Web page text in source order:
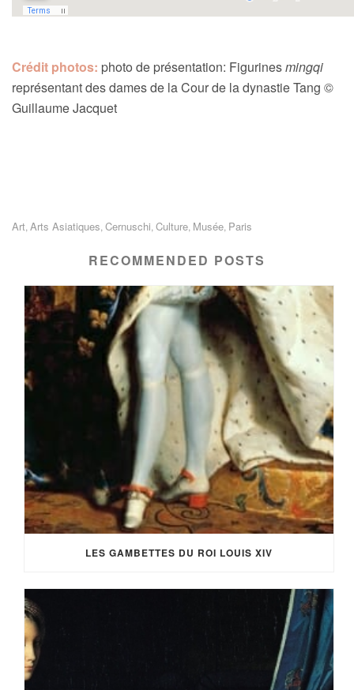
Crédit photos: photo de présentation: Figurinesmingqi
représentant des dames de la Cour de la dynastie Tang ©
Guillaume Jacquet
Art Arts Asiatiques Cernuschi Culture Musée Paris
RECOMMENDED POSTS
LES GAMBETTES DU ROI LOUIS XIV